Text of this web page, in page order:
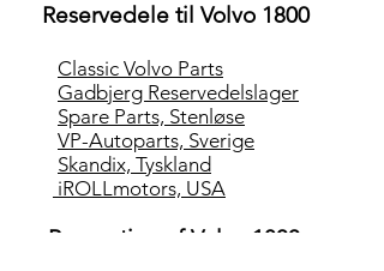
Reservedele til Volvo 1800
Classic Volvo Parts
Gadbjerg Reservedelslager
Spare Parts, Stenløse
VP-Autoparts, Sverige
Skandix, Tyskland
iROLLmotors, USA
Reparation af Volvo 1800